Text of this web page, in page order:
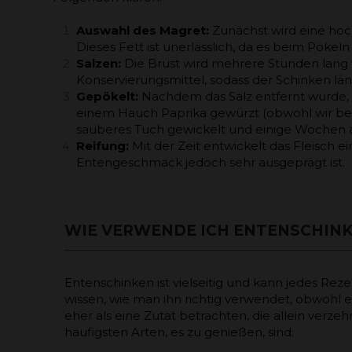
Auswahl des Magret: Zunächst wird eine
Dieses Fett ist unerlässlich, da es beim
Salzen: Die Brust wird mehrere Stunden
Konservierungsmittel, sodass der Schinken
Gepökelt: Nachdem das Salz entfernt
einem Hauch Paprika gewürzt (obwohl wir
sauberes Tuch gewickelt und einige
Reifung: Mit der Zeit entwickelt das Fleisch
Entengeschmack jedoch sehr ausgeprägt ist.
WIE VERWENDE ICH
Entenschinken ist vielseitig und kann jedes
wissen, wie man ihn richtig verwendet, obwohl
eher als eine Zutat betrachten, die allein
häufigsten Arten, es zu genießen, sind: